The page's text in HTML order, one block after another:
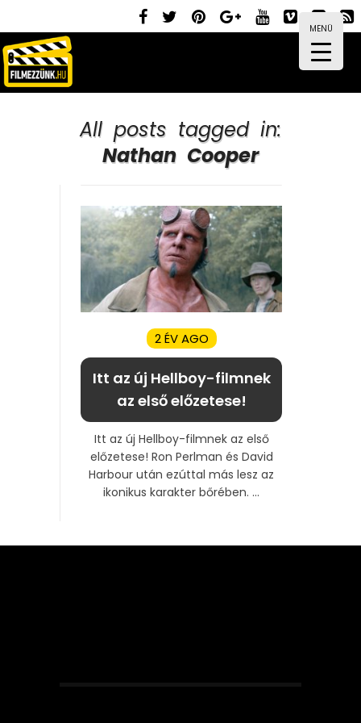
MENÜ
All posts tagged in:
Nathan Cooper
2 ÉV AGO
Itt az új Hellboy-filmnek
az első előzetese!
Itt az új Hellboy-filmnek az első
előzetese! Ron Perlman és David
Harbour után ezúttal más lesz az
ikonikus karakter bőrében. ...